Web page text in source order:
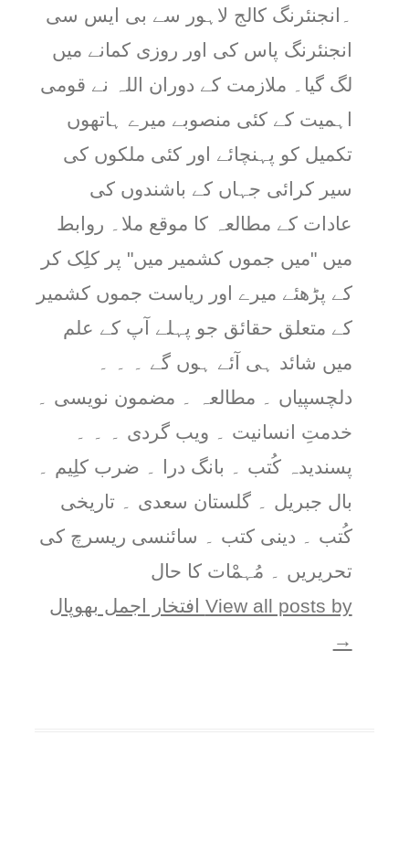
۔انجنئرنگ کالج لاہور سے بی ایس سی
انجنئرنگ پاس کی اور روزی کمانے میں
لگ گیا۔ ملازمت کے دوران اللہ نے قومی
اہمیت کے کئی منصوبے میرے ہاتھوں
تکمیل کو پہنچائے اور کئی ملکوں کی
سیر کرائی جہاں کے باشندوں کی
عادات کے مطالعہ کا موقع ملا۔ روابط
میں "میں جموں کشمیر میں" پر کلِک کر
کے پڑھئے میرے اور ریاست جموں کشمیر
کے متعلق حقائق جو پہلے آپ کے علم
میں شائد ہی آئے ہوں گے ۔ ۔ ۔
دلچسپیاں ۔ مطالعہ ۔ مضمون نویسی ۔
خدمتِ انسانیت ۔ ویب گردی ۔ ۔ ۔
پسندیدہ کُتب ۔ بانگ درا ۔ ضرب کلِیم ۔
بال جبریل ۔ گلستان سعدی ۔ تاریخی
کُتب ۔ دینی کتب ۔ سائنسی ریسرچ کی
تحریریں ۔ مُہمْات کا حال
View all posts by افتخار اجمل بھوپال
→